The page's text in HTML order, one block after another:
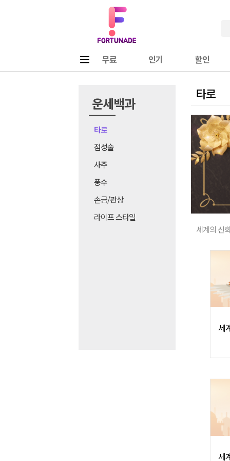
무료 인기 할인
운세백과
타로
점성술
사주
풍수
손금/관상
라이프 스타일
타로
세계의 신
세
세